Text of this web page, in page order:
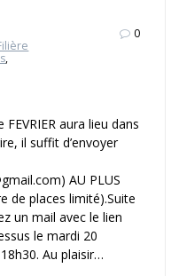
,
0
aura lieu dans
il suffit d’envoyer
AU PLUS
de places limité).Suite
un mail avec le lien
le mardi 20
Au plaisir…